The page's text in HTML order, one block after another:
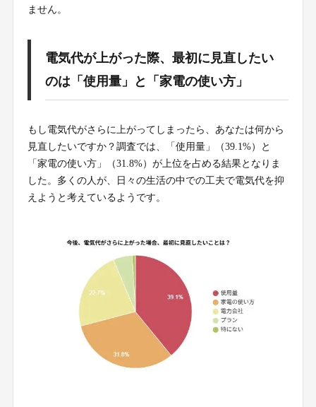
ません。
電気代が上がった際、最初に見直したい
のは「使用量」と「家電の使い方」
もし電気代がさらに上がってしまったら、あなたは何から
見直したいですか？調査では、「使用量」（39.1%）と
「家電の使い方」（31.8%）が上位を占める結果となりま
した。多くの人が、日々の生活の中での工夫で電気代を抑
えようと考えているようです。